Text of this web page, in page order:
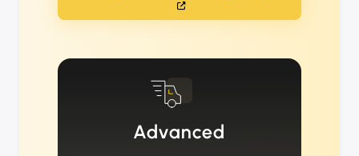
Advanced